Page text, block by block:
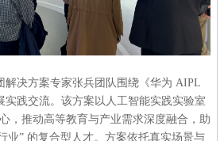
解决方案专家张兵团队围绕《华为 AIPL
实践交流。该方案以人工智能实践实验室
心，推动高等教育与产业需求深度融合，助
业” 的复合型人才。方案依托真实场景与